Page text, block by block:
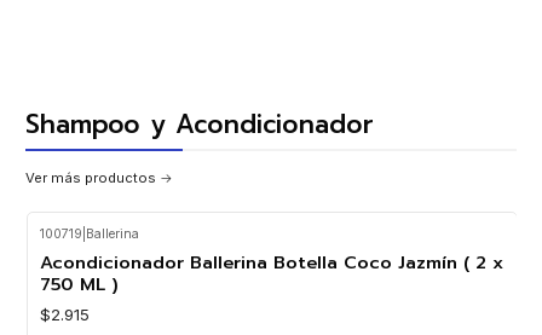
Shampoo y Acondicionador
Ver más productos
100719 Ballerina
Acondicionador Ballerina Botella Coco Jazmín ( 2 x
750 ML )
$2.915